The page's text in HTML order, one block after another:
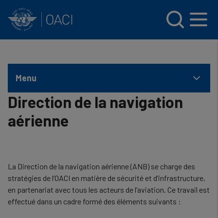
Menu
Direction de la navigation
aérienne
La Direction de la navigation aérienne (ANB) se charge des
stratégies de l’OACI en matière de sécurité et d’infrastructure,
en partenariat avec tous les acteurs de l’aviation. Ce travail est
effectué dans un cadre formé des éléments suivants :